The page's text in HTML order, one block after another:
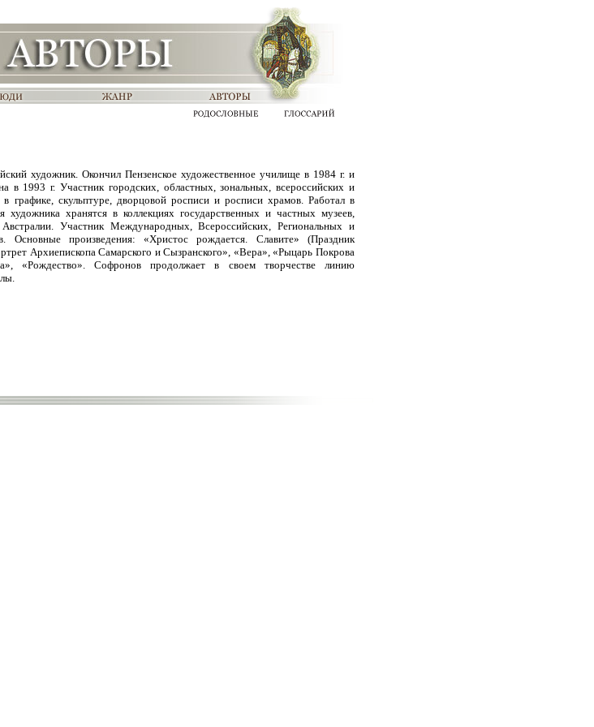
художник. Окончил Пензенское художественное училище в 1984 г. и
в 1993 г. Участник городских, областных, зональных, всероссийских и
графике, скульптуре, дворцовой росписи и росписи храмов. Работал в
хранятся в коллекциях государственных и частных музеев,
Участник Международных, Всероссийских, Региональных и
Основные произведения: «Христос рождается. Славите» (Праздник
Архиепископа Самарского и Сызранского», «Вера», «Рыцарь Покрова
«Рождество». Софронов продолжает в своем творчестве линию